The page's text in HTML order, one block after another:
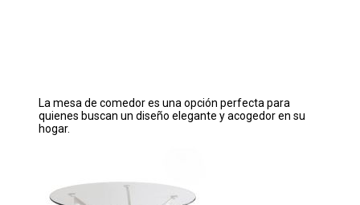
La mesa de comedor es una opción perfecta para
quienes buscan un diseño elegante y acogedor en su
hogar.